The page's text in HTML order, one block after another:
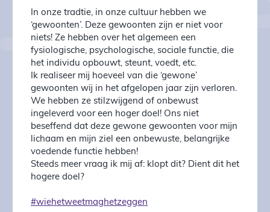
In onze tradtie, in onze cultuur hebben we
‘gewoonten’. Deze gewoonten zijn er niet voor
niets! Ze hebben over het algemeen een
fysiologische, psychologische, sociale functie, die
het individu opbouwt, steunt, voedt, etc.
Ik realiseer mij hoeveel van die ‘gewone’
gewoonten wij in het afgelopen jaar zijn verloren.
We hebben ze stilzwijgend of onbewust
ingeleverd voor een hoger doel! Ons niet
beseffend dat deze gewone gewoonten voor mijn
lichaam en mijn ziel een onbewuste, belangrijke
voedende functie hebben!
Steeds meer vraag ik mij af: klopt dit? Dient dit het
hogere doel?
#wiehetweetmaghetzeggen